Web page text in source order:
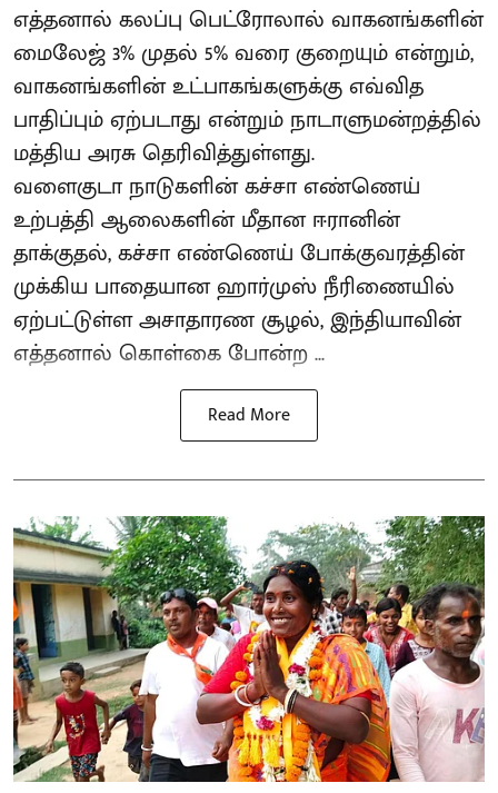
எத்தனால் கலப்பு பெட்ரோலால் வாகனங்களின்
மைலேஜ் 3% முதல் 5% வரை குறையும் என்றும்,
வாகனங்களின் உட்பாகங்களுக்கு எவ்வித
பாதிப்பும் ஏற்படாது என்றும் நாடாளுமன்றத்தில்
மத்திய அரசு தெரிவித்துள்ளது.
வளைகுடா நாடுகளின் கச்சா எண்ணெய்
உற்பத்தி ஆலைகளின் மீதான ஈரானின்
தாக்குதல், கச்சா எண்ணெய் போக்குவரத்தின்
முக்கிய பாதையான ஹார்முஸ் நீரிணையில்
ஏற்பட்டுள்ள அசாதாரண சூழல், இந்தியாவின்
எத்தனால் கொள்கை போன்ற ...
Read More